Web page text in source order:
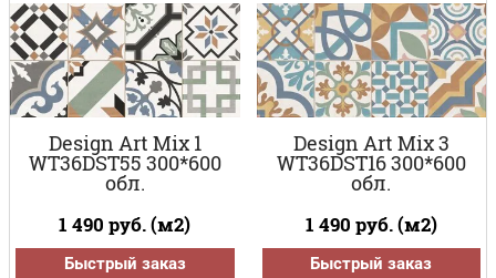
Design Art Mix 1
WT36DST55 300*600
обл.
1 490 руб. (м2)
Быстрый заказ
Design Art Mix 3
WT36DST16 300*600
обл.
1 490 руб. (м2)
Быстрый заказ